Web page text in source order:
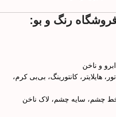
رنگ و بو:
و ناخن
هایلایتر، کانتورینگ، بی‌بی کرم،
چشم، سایه چشم، لاک ناخن